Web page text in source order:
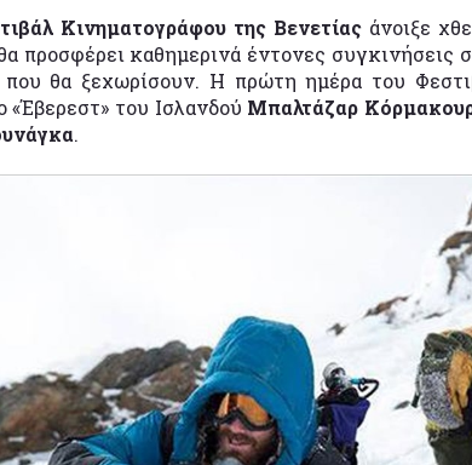
Κινηματογράφου της Βενετίας άνοιξε
προσφέρει καθημερινά έντονες συγκινήσεις
που θα ξεχωρίσουν. Η πρώτη ημέρα του
«Έβερεστ» του Ισλανδού Μπαλτάζαρ
.